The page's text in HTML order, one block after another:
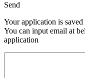
Send
Your application is
You can input email at
application